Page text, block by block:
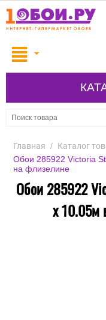
Главная / Каталог
Обои 285922 Victoria
на флизелине
Обои 285922
x 10.05м